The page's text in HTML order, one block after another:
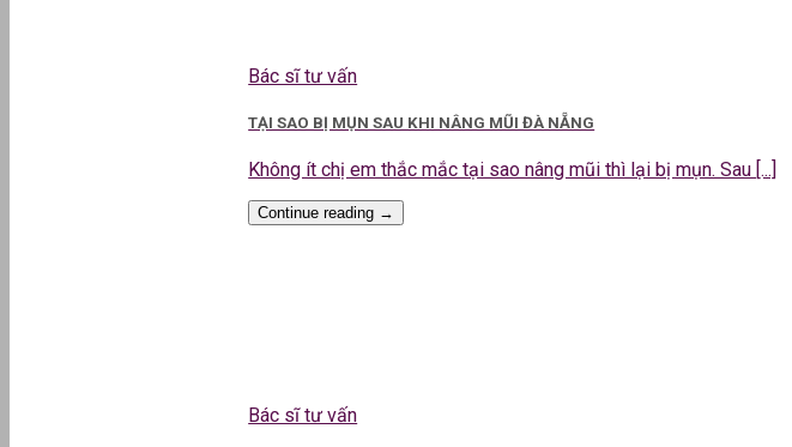
Bác sĩ tư vấn
TẠI SAO BỊ MỤN SAU KHI NÂNG MŨI ĐÀ NẴNG
Không ít chị em thắc mắc tại sao nâng mũi thì lại bị mụn. Sau [...]
Continue reading →
Bác sĩ tư vấn